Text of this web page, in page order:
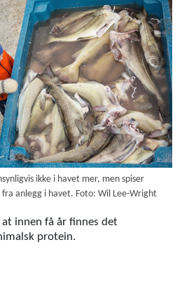
ikke i havet mer, men spiser
anlegg i havet. Foto: Wil Lee-Wright
innen få år finnes det
protein.